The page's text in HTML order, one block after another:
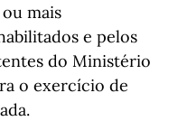
mais
e pelos
do Ministério
o exercício de